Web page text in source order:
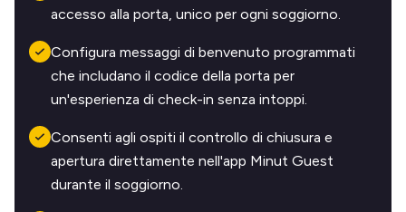
accesso alla porta, unico per ogni soggiorno.
Configura messaggi di benvenuto programmati
che includano il codice della porta per
un'esperienza di check-in senza intoppi.
Consenti agli ospiti il controllo di chiusura e
apertura direttamente nell'app Minut Guest
durante il soggiorno.